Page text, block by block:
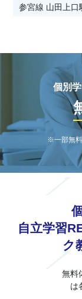
参宮線 山田上口
個別
※一部無料
自立学習
ク
無料
は